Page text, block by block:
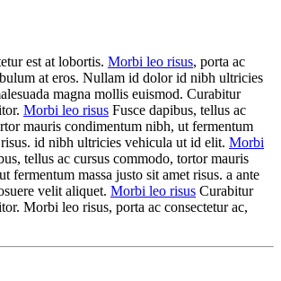
est at lobortis. Morbi leo risus, porta ac
at eros. Nullam id dolor id nibh ultricies
magna mollis euismod. Curabitur
Morbi leo risus Fusce dapibus, tellus ac
mauris condimentum nibh, ut fermentum
risus. id nibh ultricies vehicula ut id elit. Morbi
tellus ac cursus commodo, tortor mauris
fermentum massa justo sit amet risus. a ante
velit aliquet. Morbi leo risus Curabitur
Morbi leo risus, porta ac consectetur ac,